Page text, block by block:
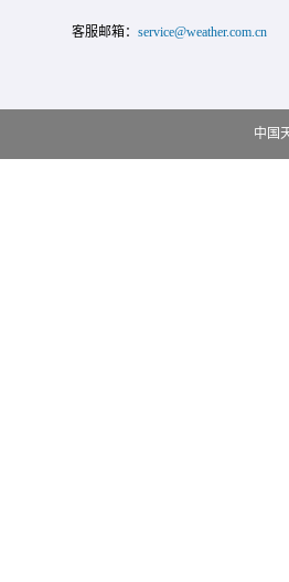
客服邮箱： service@weather.com.cn
中国